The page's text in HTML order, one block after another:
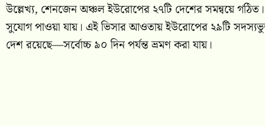
উল্লেখ্য, শেনজেন অঞ্চল ইউরোপের ২৭টি দেশের সমন্বয়ে
সুযোগ পাওয়া যায়। এই ভিসার আওতায় ইউরোপের ২৯টি
দেশ রয়েছে—সর্বোচ্চ ৯০ দিন পর্যন্ত ভ্রমণ করা যায়।